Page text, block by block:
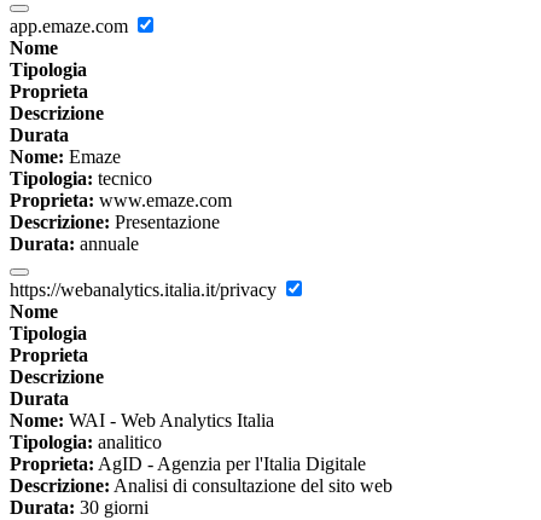
app.emaze.com
Nome
Tipologia
Proprieta
Descrizione
Durata
Nome: Emaze
Tipologia: tecnico
Proprieta: www.emaze.com
Descrizione: Presentazione
Durata: annuale
https://webanalytics.italia.it/privacy
Nome
Tipologia
Proprieta
Descrizione
Durata
Nome: WAI - Web Analytics Italia
Tipologia: analitico
Proprieta: AgID - Agenzia per l'Italia Digitale
Descrizione: Analisi di consultazione del sito web
Durata: 30 giorni